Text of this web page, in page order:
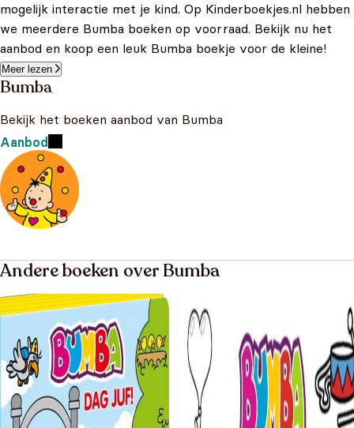
mogelijk interactie met je kind. Op Kinderboekjes.nl hebben
we meerdere Bumba boeken op voorraad. Bekijk nu het
aanbod en koop een leuk Bumba boekje voor de kleine!
Meer lezen
Bumba
Bekijk het boeken aanbod van Bumba
Aanbod
Andere boeken over Bumba